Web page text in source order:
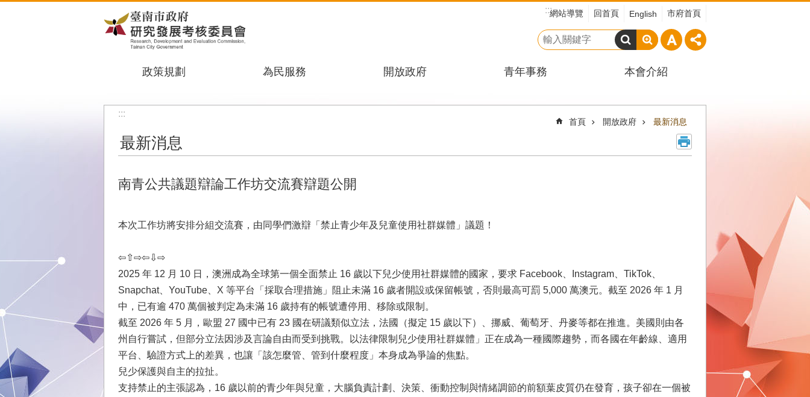
:::網站導覽 回首頁 English 市府首頁
搜
尋
政策規劃 為民服務 開放政府 青年事務 本會介紹
:::
首頁 開放政府 最新消息
最新消息
南青公共議題辯論工作坊交流賽辯題公開
本次工作坊將安排分組交流賽，由同學們激辯「禁止青少年及兒童使用社群媒體」議題！
⇦⇧⇨⇦⇩⇨
2025 年 12 月 10 日，澳洲成為全球第一個全面禁止 16 歲以下兒少使用社群媒體的國家，要求 Facebook、Instagram、TikTok、
Snapchat、YouTube、X 等平台「採取合理措施」阻止未滿 16 歲者開設或保留帳號，否則最高可罰 5,000 萬澳元。截至 2026 年 1 月
中，已有逾 470 萬個被判定為未滿 16 歲持有的帳號遭停用、移除或限制。
截至 2026 年 5 月，歐盟 27 國中已有 23 國在研議類似立法，法國（擬定 15 歲以下）、挪威、葡萄牙、丹麥等都在推進。美國則由各
州自行嘗試，但部分立法因涉及言論自由而受到挑戰。以法律限制兒少使用社群媒體」正在成為一種國際趨勢，而各國在年齡線、適用
平台、驗證方式上的差異，也讓「該怎麼管、管到什麼程度」本身成為爭論的焦點。
兒少保護與自主的拉扯。
支持禁止的主張認為，16 歲以前的青少年與兒童，大腦負責計劃、決策、衝動控制與情緒調節的前額葉皮質仍在發育，孩子卻在一個被